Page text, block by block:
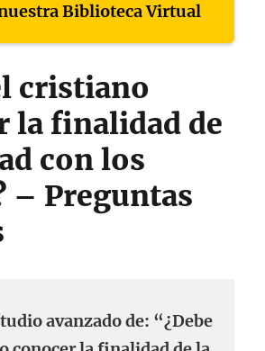
Biblioteca Virtual
cristiano
la finalidad de
con los
– Preguntas
avanzado de: “¿Debe